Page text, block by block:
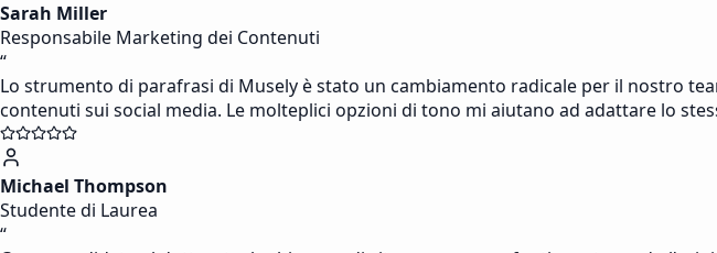
Sarah Miller
Responsabile Marketing dei Contenuti
“
Lo strumento di parafrasi di Musely è stato un cambiamento radicale per il nostro
contenuti sui social media. Le molteplici opzioni di tono mi aiutano ad adattare lo
Michael Thompson
Studente di Laurea
“